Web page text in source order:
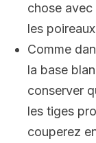
chose
les
Comme
la base
conserver
les tiges
couperez